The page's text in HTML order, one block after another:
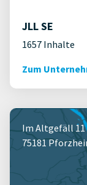
JLL SE
1657 Inhalte
Zum
Im Altgefäll 11
75181